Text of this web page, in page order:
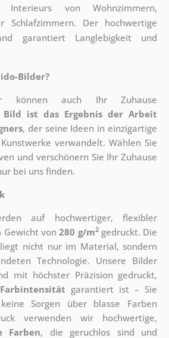
Interieurs von Wohnzimmern,
Schlafzimmern. Der hochwertige
garantiert Langlebigkeit und
Bilder?
können auch Ihr Zuhause
Bild ist das Ergebnis der Arbeit
, der seine Ideen in einzigartige
verwandelt. Wählen Sie
und verschönern Sie Ihr Zuhause
bei uns finden.
auf hochwertiger, flexibler
Gewicht von280 g/m2gedruckt. Die
nicht nur im Material, sondern
Technologie. Unsere Bilder
mit höchster Präzision gedruckt,
garantiert ist – Sie
Sorgen über blasse Farben
verwenden wir hochwertige,
Farben, die geruchlos sind und